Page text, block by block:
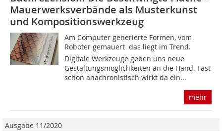
Mauerwerksverbände als Musterkunst
und Kompositionswerkzeug
Am Computer generierte Formen, vom
Roboter gemauert  das liegt im Trend.
Digitale Werkzeuge geben uns neue
Gestaltungsmöglichkeiten an die Hand. Fast
schon anachronistisch wirkt da ein...
mehr
Ausgabe 11/2020